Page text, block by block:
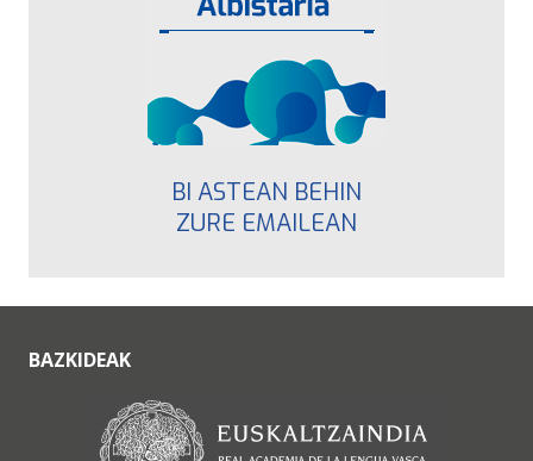
BI ASTEAN BEHIN
ZURE EMAILEAN
BAZKIDEAK